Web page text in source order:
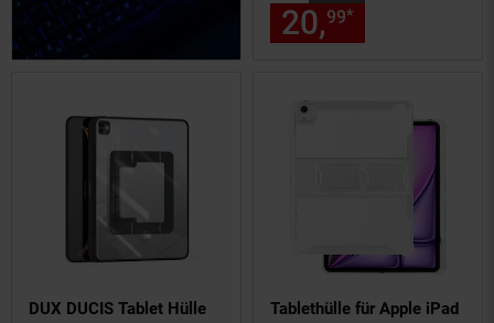
20,99*
DUX DUCIS Tablet Hülle
Tablethülle für Apple iPad